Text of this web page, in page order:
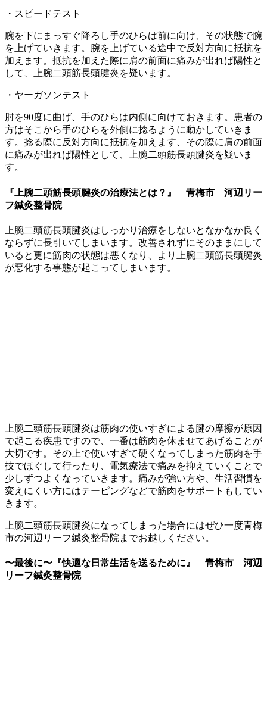
・スピードテスト
腕を下にまっすぐ降ろし手のひらは前に向け、その状態で腕
を上げていきます。腕を上げている途中で反対方向に抵抗を
加えます。抵抗を加えた際に肩の前面に痛みが出れば陽性と
して、上腕二頭筋長頭腱炎を疑います。
・ヤーガソンテスト
肘を90度に曲げ、手のひらは内側に向けておきます。患者の
方はそこから手のひらを外側に捻るように動かしていきま
す。捻る際に反対方向に抵抗を加えます、その際に肩の前面
に痛みが出れば陽性として、上腕二頭筋長頭腱炎を疑いま
す。
『上腕二頭筋長頭腱炎の治療法とは？』 青梅市 河辺リー
フ鍼灸整骨院
上腕二頭筋長頭腱炎はしっかり治療をしないとなかなか良く
ならずに長引いてしまいます。改善されずにそのままにして
いると更に筋肉の状態は悪くなり、より上腕二頭筋長頭腱炎
が悪化する事態が起こってしまいます。
上腕二頭筋長頭腱炎は筋肉の使いすぎによる腱の摩擦が原因
で起こる疾患ですので、一番は筋肉を休ませてあげることが
大切です。その上で使いすぎて硬くなってしまった筋肉を手
技でほぐして行ったり、電気療法で痛みを抑えていくことで
少しずつよくなっていきます。痛みが強い方や、生活習慣を
変えにくい方にはテーピングなどで筋肉をサポートもしてい
きます。
上腕二頭筋長頭腱炎になってしまった場合にはぜひ一度青梅
市の河辺リーフ鍼灸整骨院までお越しください。
〜最後に〜『快適な日常生活を送るために』 青梅市 河辺
リーフ鍼灸整骨院